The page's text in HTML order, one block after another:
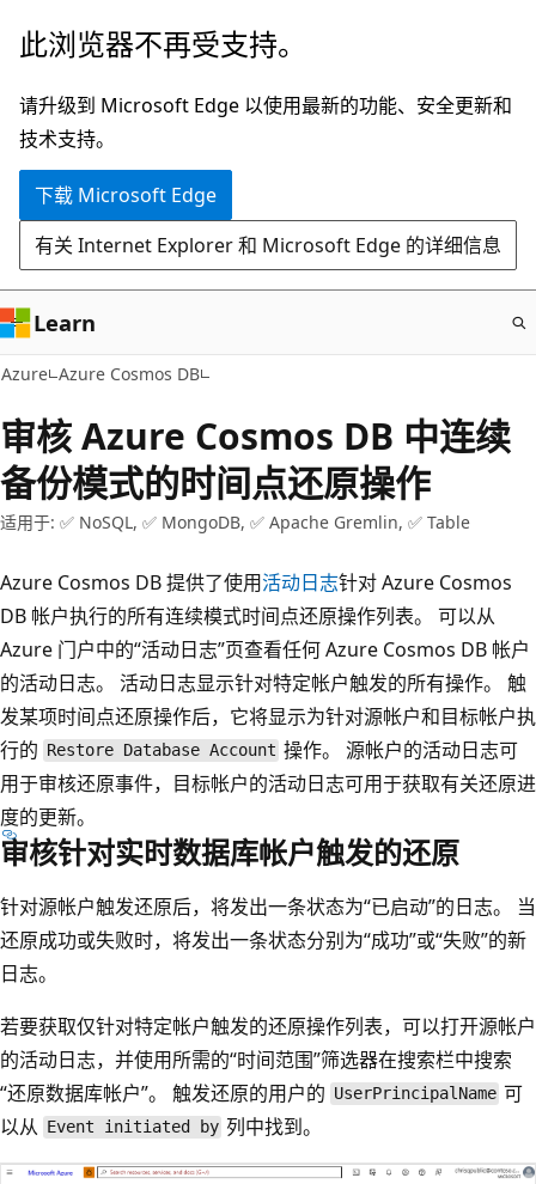
跳
主
要
内
此浏览器不再受支持。
请升级到 Microsoft Edge 以使用最新的功能、安全更新和
技术支持。
下载 Microsoft Edge
有关 Internet Explorer 和 Microsoft Edge 的详细信息
Learn
Azure Azure Cosmos DB
审核 Azure Cosmos DB 中连续
备份模式的时间点还原操作
适用于: ✅ NoSQL, ✅ MongoDB, ✅ Apache Gremlin, ✅ Table
Azure Cosmos DB 提供了使用活动日志针对 Azure Cosmos
DB 帐户执行的所有连续模式时间点还原操作列表。 可以从
Azure 门户中的“活动日志”页查看任何 Azure Cosmos DB 帐户
的活动日志。 活动日志显示针对特定帐户触发的所有操作。 触
发某项时间点还原操作后，它将显示为针对源帐户和目标帐户执
行的 Restore Database Account 操作。 源帐户的活动日志可
用于审核还原事件，目标帐户的活动日志可用于获取有关还原进
度的更新。
审核针对实时数据库帐户触发的还原
针对源帐户触发还原后，将发出一条状态为“已启动”的日志。 当
还原成功或失败时，将发出一条状态分别为“成功”或“失败”的新
日志。
若要获取仅针对特定帐户触发的还原操作列表，可以打开源帐户
的活动日志，并使用所需的“时间范围”筛选器在搜索栏中搜索
“还原数据库帐户”。 触发还原的用户的 UserPrincipalName 可
以从 Event initiated by 列中找到。